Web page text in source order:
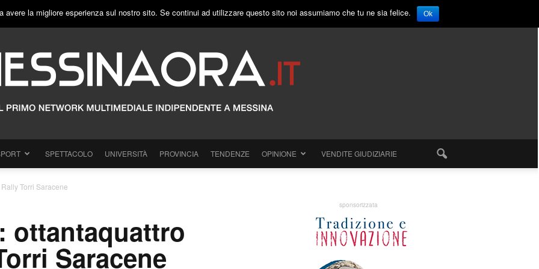
SPETTACOLO UNIVERSITÀ PROVINCIA TENDENZE OPINIONE VENDITE GIUDIZIARIE
Torri Saracene
ottantaquattro
Saracene
sponsorizzata
la migliore esperienza sul nostro sito. Se continui ad utilizzare questo sito noi assumiamo che tu ne sia felice. Ok